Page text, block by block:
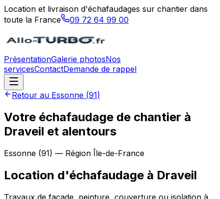
Location et livraison d'échafaudages sur chantier dans
toute la France
09 72 64 99 00
PrésentationGalerie photosNos
servicesContactDemande de rappel
Retour au Essonne (91)
Votre échafaudage de chantier à
Draveil et alentours
Essonne (91) — Région Île-de-France
Location d'échafaudage à Draveil
Travaux de façade, peinture, couverture ou isolation à